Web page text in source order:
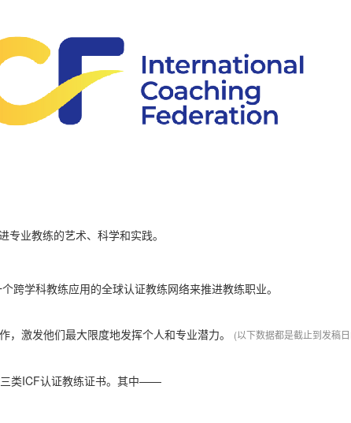
业教练的艺术、科学和实践。
跨学科教练应用的全球认证教练网络来推进教练职业。
，激发他们最大限度地发挥个人和专业潜力。 (以下数据都是截止到发稿
类ICF认证教练证书。其中——